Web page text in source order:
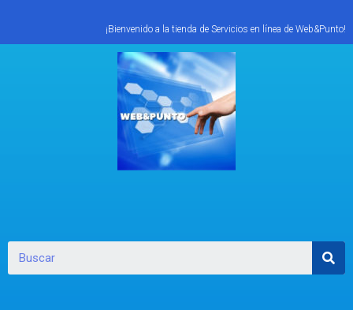
¡Bienvenido a la tienda de Servicios en línea de Web&Punto!